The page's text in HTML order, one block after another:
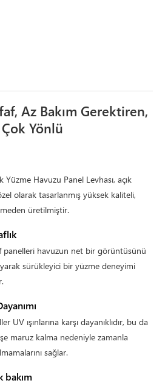
Az Bakım Gerektiren,
Çok Yönlü
Havuzu Panel Levhası, açık
olarak tasarlanmış yüksek kaliteli,
üretilmiştir.
panelleri havuzun net bir görüntüsünü
sürükleyici bir yüzme deneyimi
UV ışınlarına karşı dayanıklıdır, bu da
maruz kalma nedeniyle zamanla
sağlar.
bakım